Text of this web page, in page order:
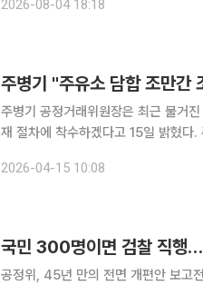
지자체 등에 직접 수사기관 고발권을
2026-08-04 18:18
주병기 "주유소 담합 조만간
주병기 공정거래위원장은 최근 불거
재 절차에 착수하겠다고 15일 밝혔다. 주 위원장은 이날 오전 CBS라디오 '박성태의 뉴스쇼'에 출연
은 "인근 지역 주유소 간에 가격 변동
2026-04-15 10:08
공정위, 45년 만의 전면 개편안 보고